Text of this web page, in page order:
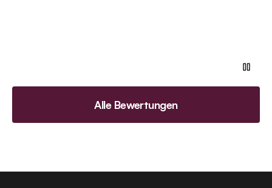
Alle Bewertungen